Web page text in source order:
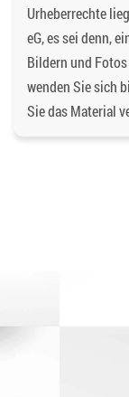
Urheberrechte
eG, es sei denn,
Bildern und
wenden Sie sich
Sie das Material